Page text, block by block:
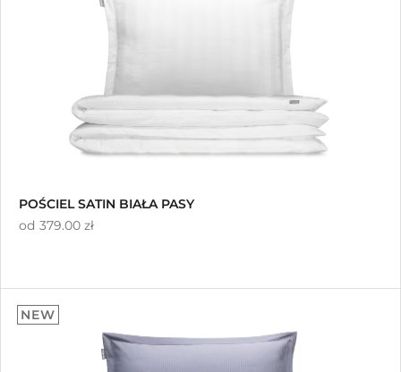
POŚCIEL SATIN BIAŁA PASY
od 379.00 zł
NEW